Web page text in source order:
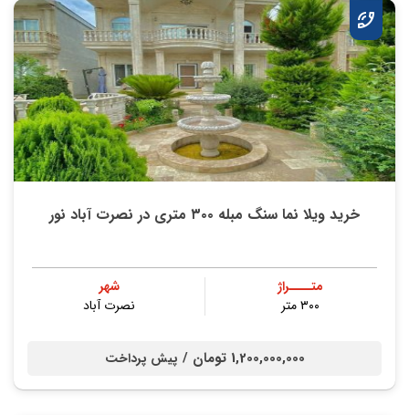
خرید ویلا نما سنگ مبله ۳۰۰ متری در نصرت آباد نور
متــــراژ
۳۰۰ متر
شهر
نصرت آباد
1,200,000,000 تومان / پیش پرداخت